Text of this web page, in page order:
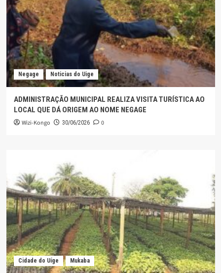
Negage Noticias do Uige
ADMINISTRAÇÃO MUNICIPAL REALIZA VISITA TURÍSTICA AO
LOCAL QUE DÁ ORIGEM AO NOME NEGAGE
Wizi-Kongo 30/06/2026 0
Cidade do Uíge Mukaba